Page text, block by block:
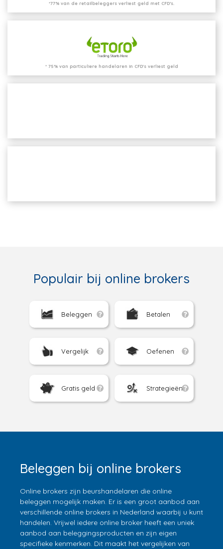
*77% van de retailbeleggers verliest geld met CFD’s.
* 75% van particuliere handelaren in CFD's verliest geld
Populair bij online brokers
Beleggen Betalen
Vergelijk Oefenen
Gratis geld Strategieën
Beleggen bij online brokers
Online brokers zijn beurshandelaren die online
beleggen mogelijk maken. Er is een groot aanbod aan
verschillende online brokers in Nederland waarbij u kunt
handelen. Vrijwel iedere online broker heeft een uniek
aanbod aan beleggingsproducten en zijn eigen
specifieke kenmerken. Dit maakt het vergelijken van